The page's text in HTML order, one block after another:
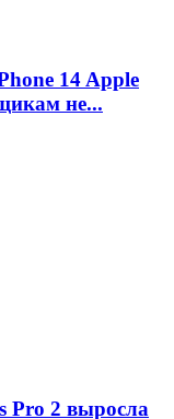
14 Apple
не...
Pro 2 выросла